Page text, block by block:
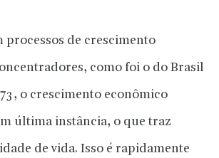
processos de crescimento
como foi o do Brasil
o crescimento econômico
última instância, o que traz
de vida. Isso é rapidamente